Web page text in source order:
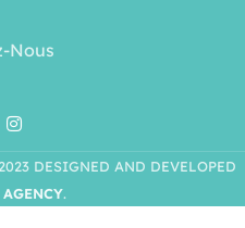
Nous
2023 DESIGNED AND DEVELOPED
AGENCY.